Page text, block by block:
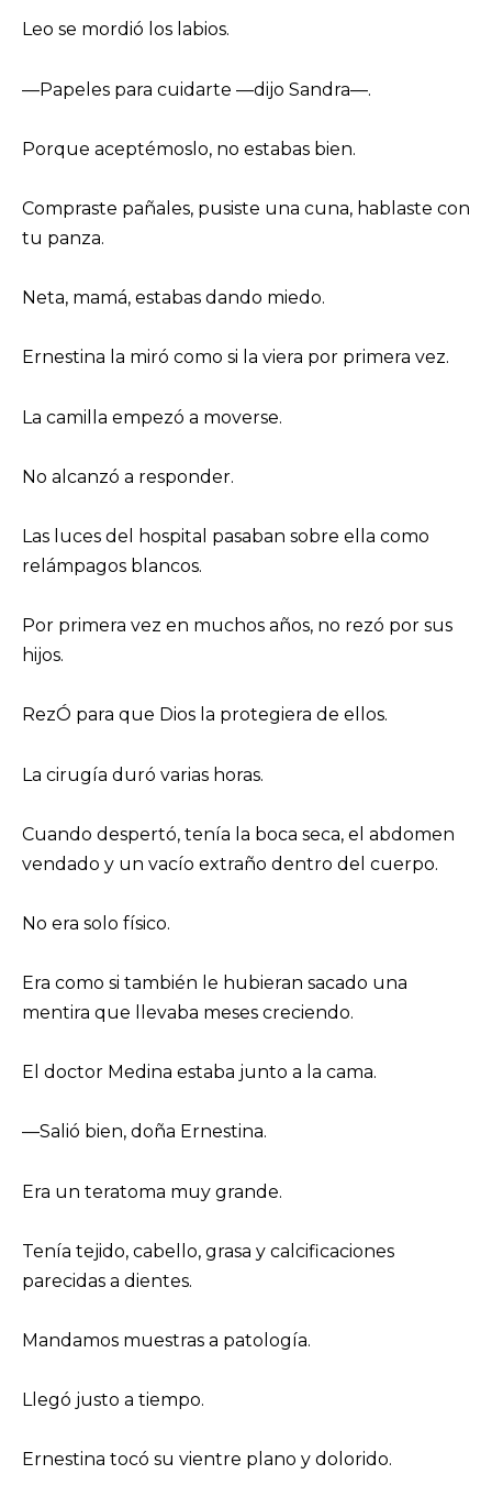
Leo se mordió los labios.
—Papeles para cuidarte —dijo Sandra—.
Porque aceptémoslo, no estabas bien.
Compraste pañales, pusiste una cuna, hablaste con
tu panza.
Neta, mamá, estabas dando miedo.
Ernestina la miró como si la viera por primera vez.
La camilla empezó a moverse.
No alcanzó a responder.
Las luces del hospital pasaban sobre ella como
relámpagos blancos.
Por primera vez en muchos años, no rezó por sus
hijos.
RezÓ para que Dios la protegiera de ellos.
La cirugía duró varias horas.
Cuando despertó, tenía la boca seca, el abdomen
vendado y un vacío extraño dentro del cuerpo.
No era solo físico.
Era como si también le hubieran sacado una
mentira que llevaba meses creciendo.
El doctor Medina estaba junto a la cama.
—Salió bien, doña Ernestina.
Era un teratoma muy grande.
Tenía tejido, cabello, grasa y calcificaciones
parecidas a dientes.
Mandamos muestras a patología.
Llegó justo a tiempo.
Ernestina tocó su vientre plano y dolorido.